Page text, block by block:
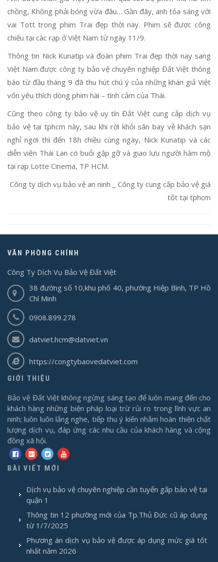
chồng, Không phải bóng vừa đâu… Gần đây, anh tỏa sáng với
vai Tott trong phim Trai đẹp thời nay. Phim sẽ được công
chiếu tại các rạp ở Việt Nam từ ngày 11/9.
Thông tin Nick Kunatip và đoàn phim Trai đẹp thời nay sang
Việt Nam được công ty bảo vệ chuyên nghiệp Đất Việt thông
báo từ đầu tháng 9 đã thu hút chú ý của những khán giả Việt
vốn yêu thích dòng phim hài – tình cảm của Thái.
Cũng theo công ty bảo vệ uy tín Đất Việt cung cấp dịch vụ
bảo vệ tại tphcm này, sau khi rời khỏi sân bay về khách sạn
nghỉ ngơi thì đến 18h chiều cùng ngày, Nick Kunatip và các
diễn viên Thái Lan có buổi gặp gỡ và giao lưu người hâm mộ
tại rạp Lotte Cinema, TP HCM.
Công ty dịch vụ bảo vệ an ninh _ Công ty cung cấp bảo vệ giá
tốt tại tphcm
VĂN PHÒNG CHÍNH
Công Ty Dịch Vụ Bảo Vệ Đất Việt
38 đường số 10,khu phố 40, phường Hiệp Bình, TP Hồ
Chí Minh
0908.899.278
datviet.hcm@datviet.vn
https://congtybaovedatviet.com
GIỚI THIỆU
Bảo vệ Đất Việt không ngừng sáng tạo để luôn mang đến cho
khách hàng những biện pháp loại trừ rủi ro trong lĩnh vực an
ninh; luôn luôn lắng nghe, tiếp thu ý kiến nhằm hoàn thiện chất
lượng dịch vụ, đáp ứng các nhu cầu của khách hàng và cộng
đồng xã hội.
BÀI VIẾT MỚI
Dịch vụ bảo vệ chuyên nghiệp cần tuyển gấp bảo vệ tại
quận 1
Thông tin 12 phường mới của Tp.Thủ Đức cũ áp dụng
từ 1/7/2025
Phương án dịch vụ bảo vệ được áp dụng mức giá tốt
nhất năm 2026